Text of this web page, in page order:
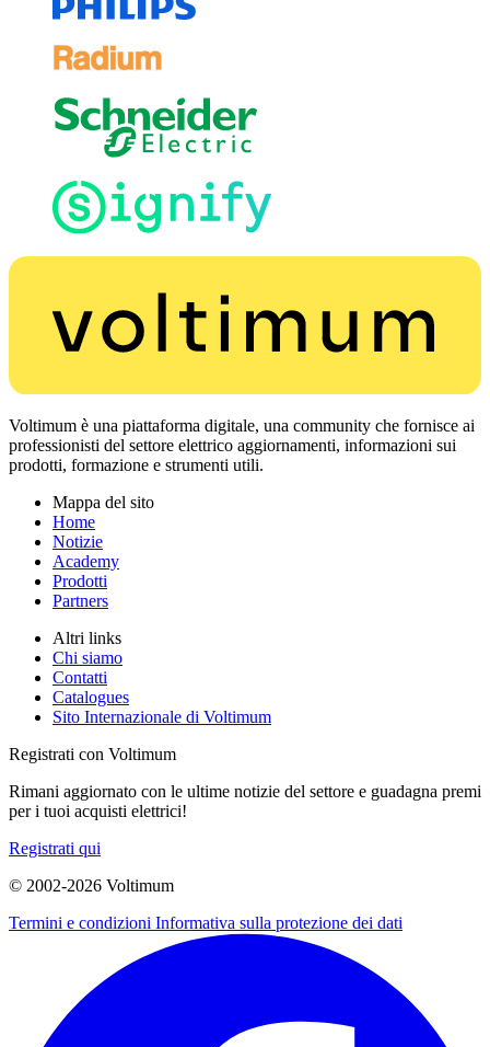
Voltimum è una piattaforma digitale, una community che fornisce ai
professionisti del settore elettrico aggiornamenti, informazioni sui
prodotti, formazione e strumenti utili.
Mappa del sito
Home
Notizie
Academy
Prodotti
Partners
Altri links
Chi siamo
Contatti
Catalogues
Sito Internazionale di Voltimum
Registrati con Voltimum
Rimani aggiornato con le ultime notizie del settore e guadagna premi
per i tuoi acquisti elettrici!
Registrati qui
© 2002-2026 Voltimum
Termini e condizioni Informativa sulla protezione dei dati